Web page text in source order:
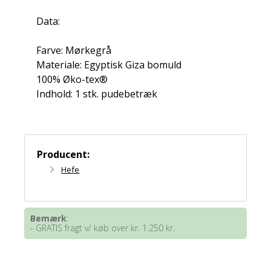
Data:
Farve: Mørkegrå
Materiale: Egyptisk Giza bomuld
100% Øko-tex®
Indhold: 1 stk. pudebetræk
Producent:
Hefe
Bemærk:
- GRATIS fragt v/ køb over kr. 1.250 kr.